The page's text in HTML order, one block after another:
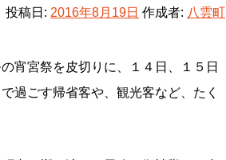
投稿日: 2016年8月19日 作成者: 八雲町
宵宮祭を皮切りに、１４日、１５日
過ごす帰省客や、観光客など、たく